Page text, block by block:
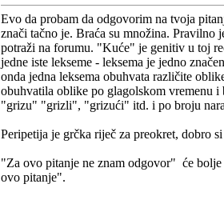
Evo da probam da odgovorim na tvoja
znači tačno je. Braća su množina.
potraži na forumu. "Kuće" je genitiv u toj
jedne iste lekseme - leksema je jedno
onda jedna leksema obuhvata različite
obuhvatila oblike po glagolskom vremenu
"grizu" "grizli", "grizući" itd. i po broju
Peripetija je grčka riječ za preokret, dobro
"Za ovo pitanje ne znam odgovor" će
ovo pitanje".